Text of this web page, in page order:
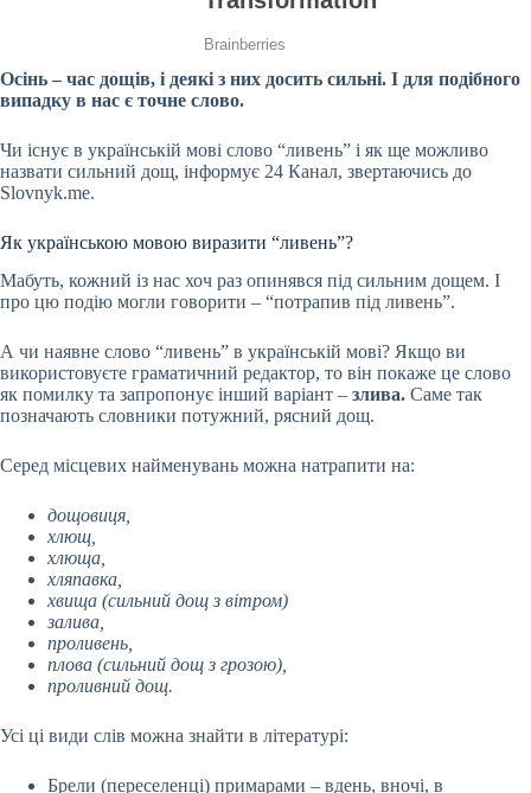
Осінь – час дощів, і деякі з них досить сильні. І для подібного
випадку в нас є точне слово.
Чи існує в українській мові слово “ливень” і як ще можливо
назвати сильний дощ, інформує 24 Канал, звертаючись до
Slovnyk.me.
Як українською мовою виразити “ливень”?
Мабуть, кожний із нас хоч раз опинявся під сильним дощем. І
про цю подію могли говорити – “потрапив під ливень”.
А чи наявне слово “ливень” в українській мові? Якщо ви
використовуєте граматичний редактор, то він покаже це слово
як помилку та запропонує інший варіант – злива. Саме так
позначають словники потужний, рясний дощ.
Серед місцевих найменувань можна натрапити на:
дощовиця,
хлющ,
хлюща,
хляпавка,
хвища (сильний дощ з вітром)
залива,
проливень,
плова (сильний дощ з грозою),
проливний дощ.
Усі ці види слів можна знайти в літературі:
Брели (переселенці) примарами – вдень, вночі, в